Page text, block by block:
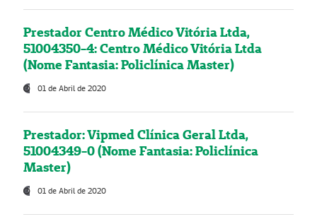
Prestador Centro Médico Vitória Ltda,
51004350-4: Centro Médico Vitória Ltda
(Nome Fantasia: Policlínica Master)
01 de Abril de 2020
Prestador: Vipmed Clínica Geral Ltda,
51004349-0 (Nome Fantasia: Policlínica
Master)
01 de Abril de 2020